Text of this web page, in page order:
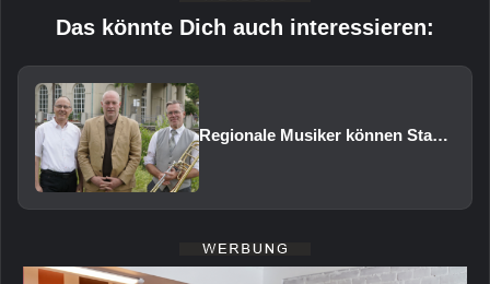
Das könnte Dich auch interessieren:
Regionale Musiker können Staatsbad Philharmonie im Februar 2027 vertreten